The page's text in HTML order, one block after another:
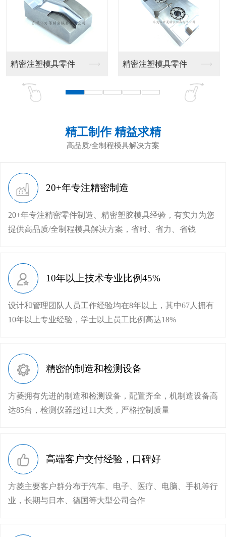
精工制作 精益求精
高品质/全制程模具解决方案
20+年专注精密制造
20+年专注精密零件制造、精密塑胶模具经验，有实力为您
提供高品质/全制程模具解决方案，省时、省力、省钱
10年以上技术专业比例45%
设计和管理团队人员工作经验均在8年以上，其中67人拥有
10年以上专业经验，学士以上员工比例高达18%
精密的制造和检测设备
方菱拥有先进的制造和检测设备，配置齐全，机制造设备高
达85台，检测仪器超过11大类，严格控制质量
高端客户交付经验，口碑好
方菱主要客户群分布于汽车、电子、医疗、电脑、手机等行
业，长期与日本、德国等大型公司合作